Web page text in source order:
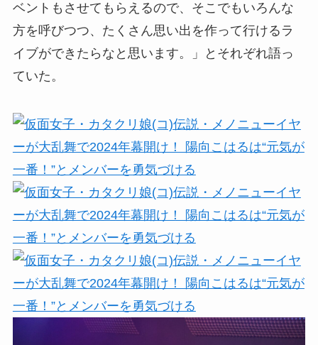
ベントもさせてもらえるので、そこでもいろんな
方を呼びつつ、たくさん思い出を作って行けるラ
イブができたらなと思います。」とそれぞれ語っ
ていた。